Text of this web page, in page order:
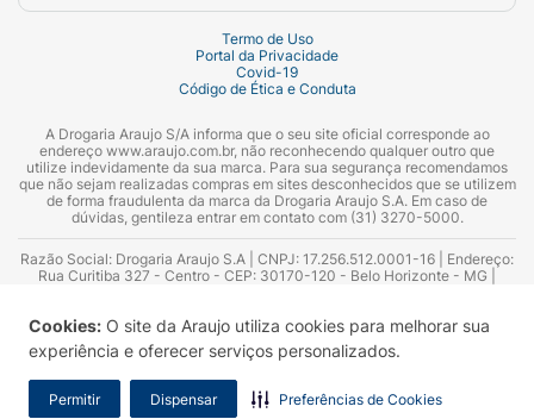
Cookies: O site da Araujo utiliza cookies para melhorar sua
experiência e oferecer serviços personalizados.
Permitir Dispensar Preferências de Cookies
Termo de Uso
Portal da Privacidade
Covid-19
Código de Ética e Conduta
A Drogaria Araujo S/A informa que o seu site oficial corresponde ao
endereço www.araujo.com.br, não reconhecendo qualquer outro que
utilize indevidamente da sua marca. Para sua segurança recomendamos
que não sejam realizadas compras em sites desconhecidos que se utilizem
de forma fraudulenta da marca da Drogaria Araujo S.A. Em caso de
dúvidas, gentileza entrar em contato com (31) 3270-5000.
Razão Social: Drogaria Araujo S.A | CNPJ: 17.256.512.0001-16 | Endereço:
Rua Curitiba 327 - Centro - CEP: 30170-120 - Belo Horizonte - MG |
Azevedo Guimarães – CRF 10.965 | Yasmin Silva Alvarenga – CRF 52.584 -
Consultor substituto: Thiago Aguiar Pinheiro - CRF Nº 13.748. Alvará
Sanitário: 2025020713 | Autorização de Funcionamento da Empresa (AFE):